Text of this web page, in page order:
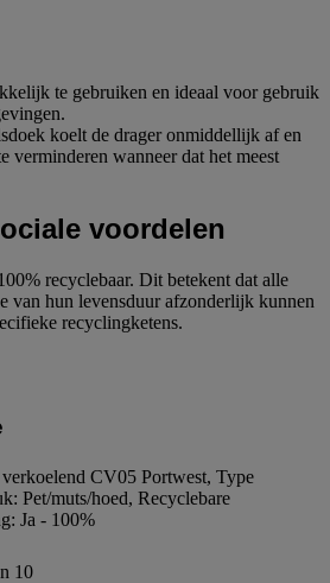
te gebruiken en ideaal voor gebruik
koelt de drager onmiddellijk af en
verminderen wanneer dat het meest
voordelen
recyclebaar. Dit betekent dat alle
van hun levensduur afzonderlijk kunnen
recyclingketens.
CV05 Portwest, Type
Pet/muts/hoed, Recyclebare
Ja - 100%
10